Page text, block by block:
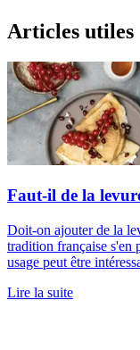
Articles utiles
Faut-il de la
Doit-on ajouter de la
tradition française s'en
usage peut être
Lire la suite